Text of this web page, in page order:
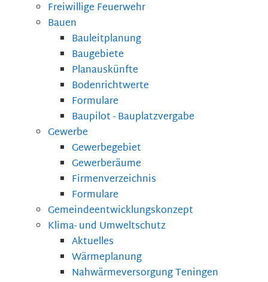
Freiwillige Feuerwehr
Bauen
Bauleitplanung
Baugebiete
Planauskünfte
Bodenrichtwerte
Formulare
Baupilot - Bauplatzvergabe
Gewerbe
Gewerbegebiet
Gewerberäume
Firmenverzeichnis
Formulare
Gemeindeentwicklungskonzept
Klima- und Umweltschutz
Aktuelles
Wärmeplanung
Nahwärmeversorgung Teningen